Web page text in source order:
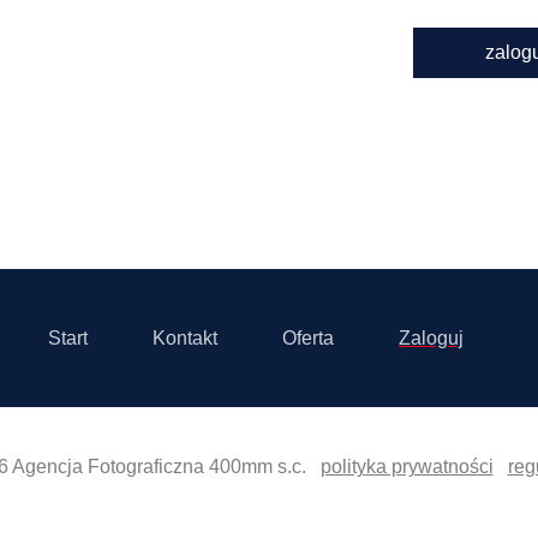
Start Kontakt Oferta Zaloguj
Agencja Fotograficzna 400mm s.c. polityka prywatności